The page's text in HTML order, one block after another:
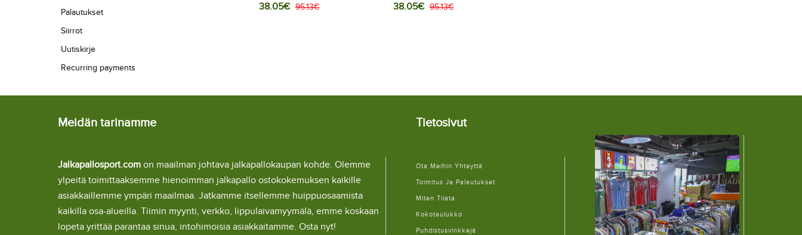
Palautukset
Siirrot
Uutiskirje
Recurring payments
Jalkapallovaatteet Naisten
38.05€ 95.13€
Jalkapallovaatteet Naisten
38.05€ 95.13€
Meidän tarinamme
Jalkapallosport.com on maailman johtava jalkapallokaupan kohde. Olemme
ylpeitä toimittaaksemme hienoimman jalkapallo ostokokemuksen kaikille
asiakkaillemme ympäri maailmaa. Jatkamme itsellemme huippuosaamista
kaikilla osa-alueilla. Tiimin myynti, verkko, lippulaivamyymälä, emme koskaan
lopeta yrittää parantaa sinua, intohimoisia asiakkaitamme. Osta nyt!
Tietosivut
Ota Meihin Yhteyttä
Toimitus Ja Palautukset
Miten Tilata
Kokotaulukko
Puhdistusvinkkejä